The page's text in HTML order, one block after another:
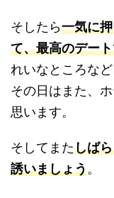
そしたら一気に
て、最高のデー
れいなところな
その日はまた、
思います。
そしてまたしば
誘いましょう。